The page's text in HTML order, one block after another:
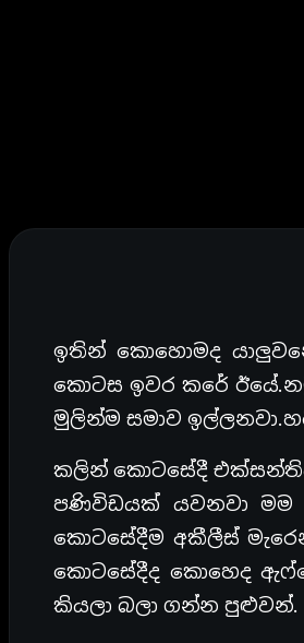
ඉතින් කොහොමද
කොටස ඉවර කරේ
මුලින්ම සමාව
කලින් කොටසේදී
පණිවිඩයක් යවනවා මම
කොටසේදීම අකීලීස්
කොටසේදීද කොහෙද
කියලා බලා ගන්න පුළුවන්.